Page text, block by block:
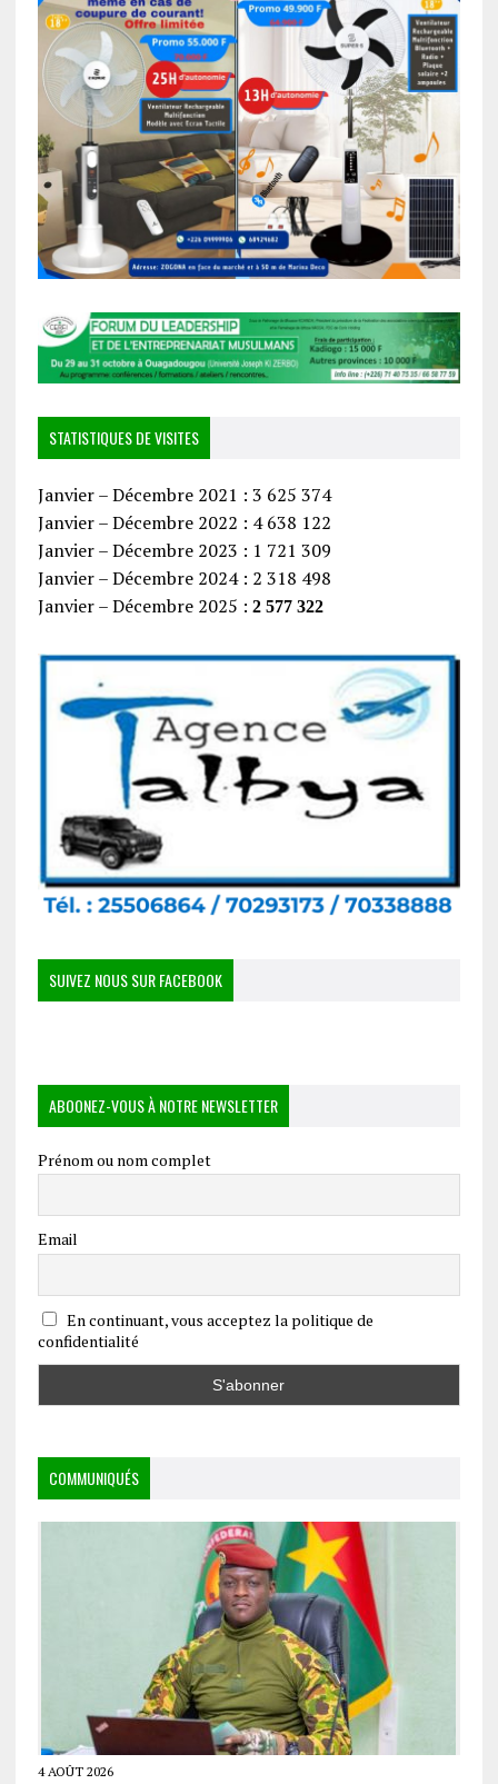
STATISTIQUES DE VISITES
Janvier – Décembre 2021 : 3 625 374
Janvier – Décembre 2022 : 4 638 122
Janvier – Décembre 2023 : 1 721 309
Janvier – Décembre 2024 : 2 318 498
Janvier – Décembre 2025 : 2 577 322
SUIVEZ NOUS SUR FACEBOOK
ABOONEZ-VOUS À NOTRE NEWSLETTER
Prénom ou nom complet
Email
En continuant, vous acceptez la politique de
confidentialité
COMMUNIQUÉS
4 AOÛT 2026